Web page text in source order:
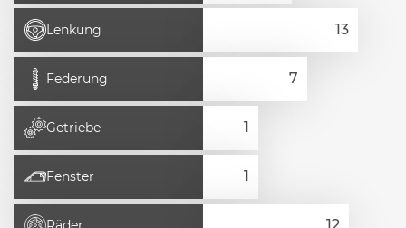
Lenkung
Federung
Getriebe
Fenster